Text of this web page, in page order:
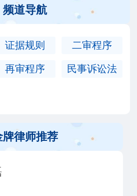
频道导航
证据规则 二审程序
再审程序 民事诉讼法
牌律师推荐